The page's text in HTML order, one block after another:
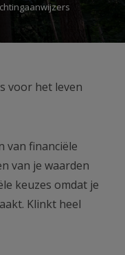
voor het leven
van financiële
van je waarden
keuzes omdat je
Klinkt heel